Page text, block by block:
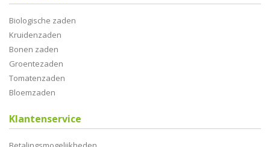
Biologische zaden
Kruidenzaden
Bonen zaden
Groentezaden
Tomatenzaden
Bloemzaden
Klantenservice